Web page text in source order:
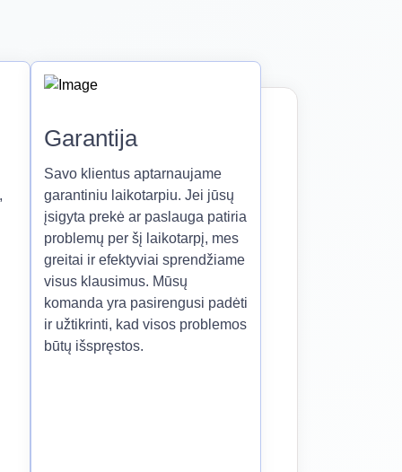
Garantija
Savo klientus aptarnaujame
garantiniu laikotarpiu. Jei jūsų
įsigyta prekė ar paslauga patiria
problemų per šį laikotarpį, mes
greitai ir efektyviai sprendžiame
visus klausimus. Mūsų
komanda yra pasirengusi padėti
ir užtikrinti, kad visos problemos
būtų išspręstos.